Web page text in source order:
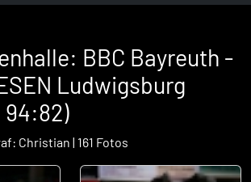
BBC Bayreuth -
Ludwigsburg
94:82)
Christian | 161 Fotos